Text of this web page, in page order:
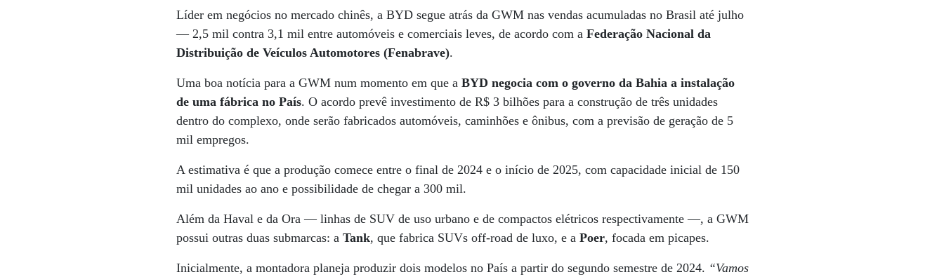
Líder em negócios no mercado chinês, a BYD segue atrás da GWM nas vendas acumuladas no Brasil até julho
— 2,5 mil contra 3,1 mil entre automóveis e comerciais leves, de acordo com aFederação Nacional da
Distribuição de Veículos Automotores (Fenabrave).
Uma boa notícia para a GWM num momento em que aBYD negocia com o governo da Bahia a instalação
de uma fábrica no País. O acordo prevê investimento de R$ 3 bilhões para a construção de três unidades
dentro do complexo, onde serão fabricados automóveis, caminhões e ônibus, com a previsão de geração de 5
mil empregos.
A estimativa é que a produção comece entre o final de 2024 e o início de 2025, com capacidade inicial de 150
mil unidades ao ano e possibilidade de chegar a 300 mil.
Além da Haval e da Ora — linhas de SUV de uso urbano e de compactos elétricos respectivamente —, a GWM
possui outras duas submarcas: aTank, que fabrica SUVs off-road de luxo, e aPoer, focada em picapes.
Inicialmente, a montadora planeja produzir dois modelos no País a partir do segundo semestre de 2024. “Vamos